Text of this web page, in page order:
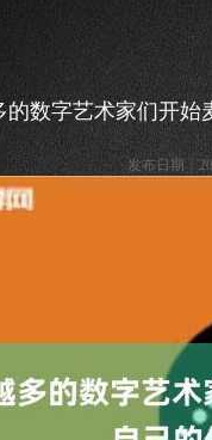
的数字艺术家们开
发布日期：